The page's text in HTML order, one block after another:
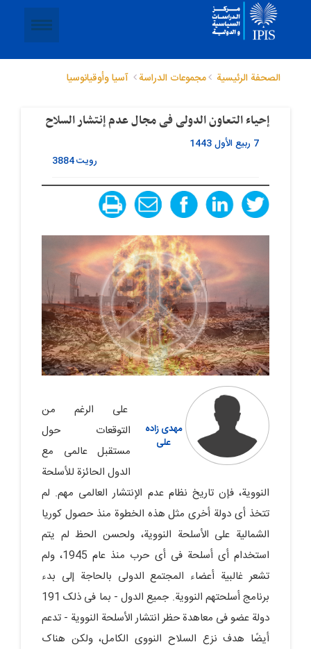
الصحفة الرئيسية مجموعات الدراسة آسيا وأوقيانوسيا
إحیاء التعاون الدولی فی مجال عدم إنتشار السلاح
7 ربيع الأول 1443
رویت3884
مهدی زاده
علی
على الرغم من
التوقعات حول
مستقبل عالمی مع
الدول الحائزة للأسلحة
النوویة، فإن تاریخ نظام عدم الإنتشار العالمی مهم. لم
تتخذ أی دولة أخرى مثل هذه الخطوة منذ حصول کوریا
الشمالیة على الأسلحة النوویة، ولحسن الحظ لم یتم
استخدام أی أسلحة فی أی حرب منذ عام 1945، ولم
تشعر غالبیة أعضاء المجتمع الدولی بالحاجة إلى بدء
برنامج أسلحتهم النوویة. جمیع الدول - بما فی ذلک 191
دولة عضو فی معاهدة حظر انتشار الأسلحة النوویة - تدعم
أیضًا هدف نزع السلاح النووی الکامل، ولکن هناک